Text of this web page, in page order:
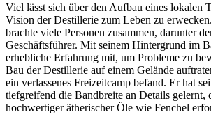
Viel lässt sich über den Aufbau eines lokalen
Vision der Destillerie zum Leben zu
brachte viele Personen zusammen, darunter
Geschäftsführer. Mit seinem Hintergrund im
erhebliche Erfahrung mit, um Probleme zu
Bau der Destillerie auf einem Gelände
ein verlassenes Freizeitcamp befand. Er hat
tiefgreifend die Bandbreite an Details gelernt,
hochwertiger ätherischer Öle wie Fenchel